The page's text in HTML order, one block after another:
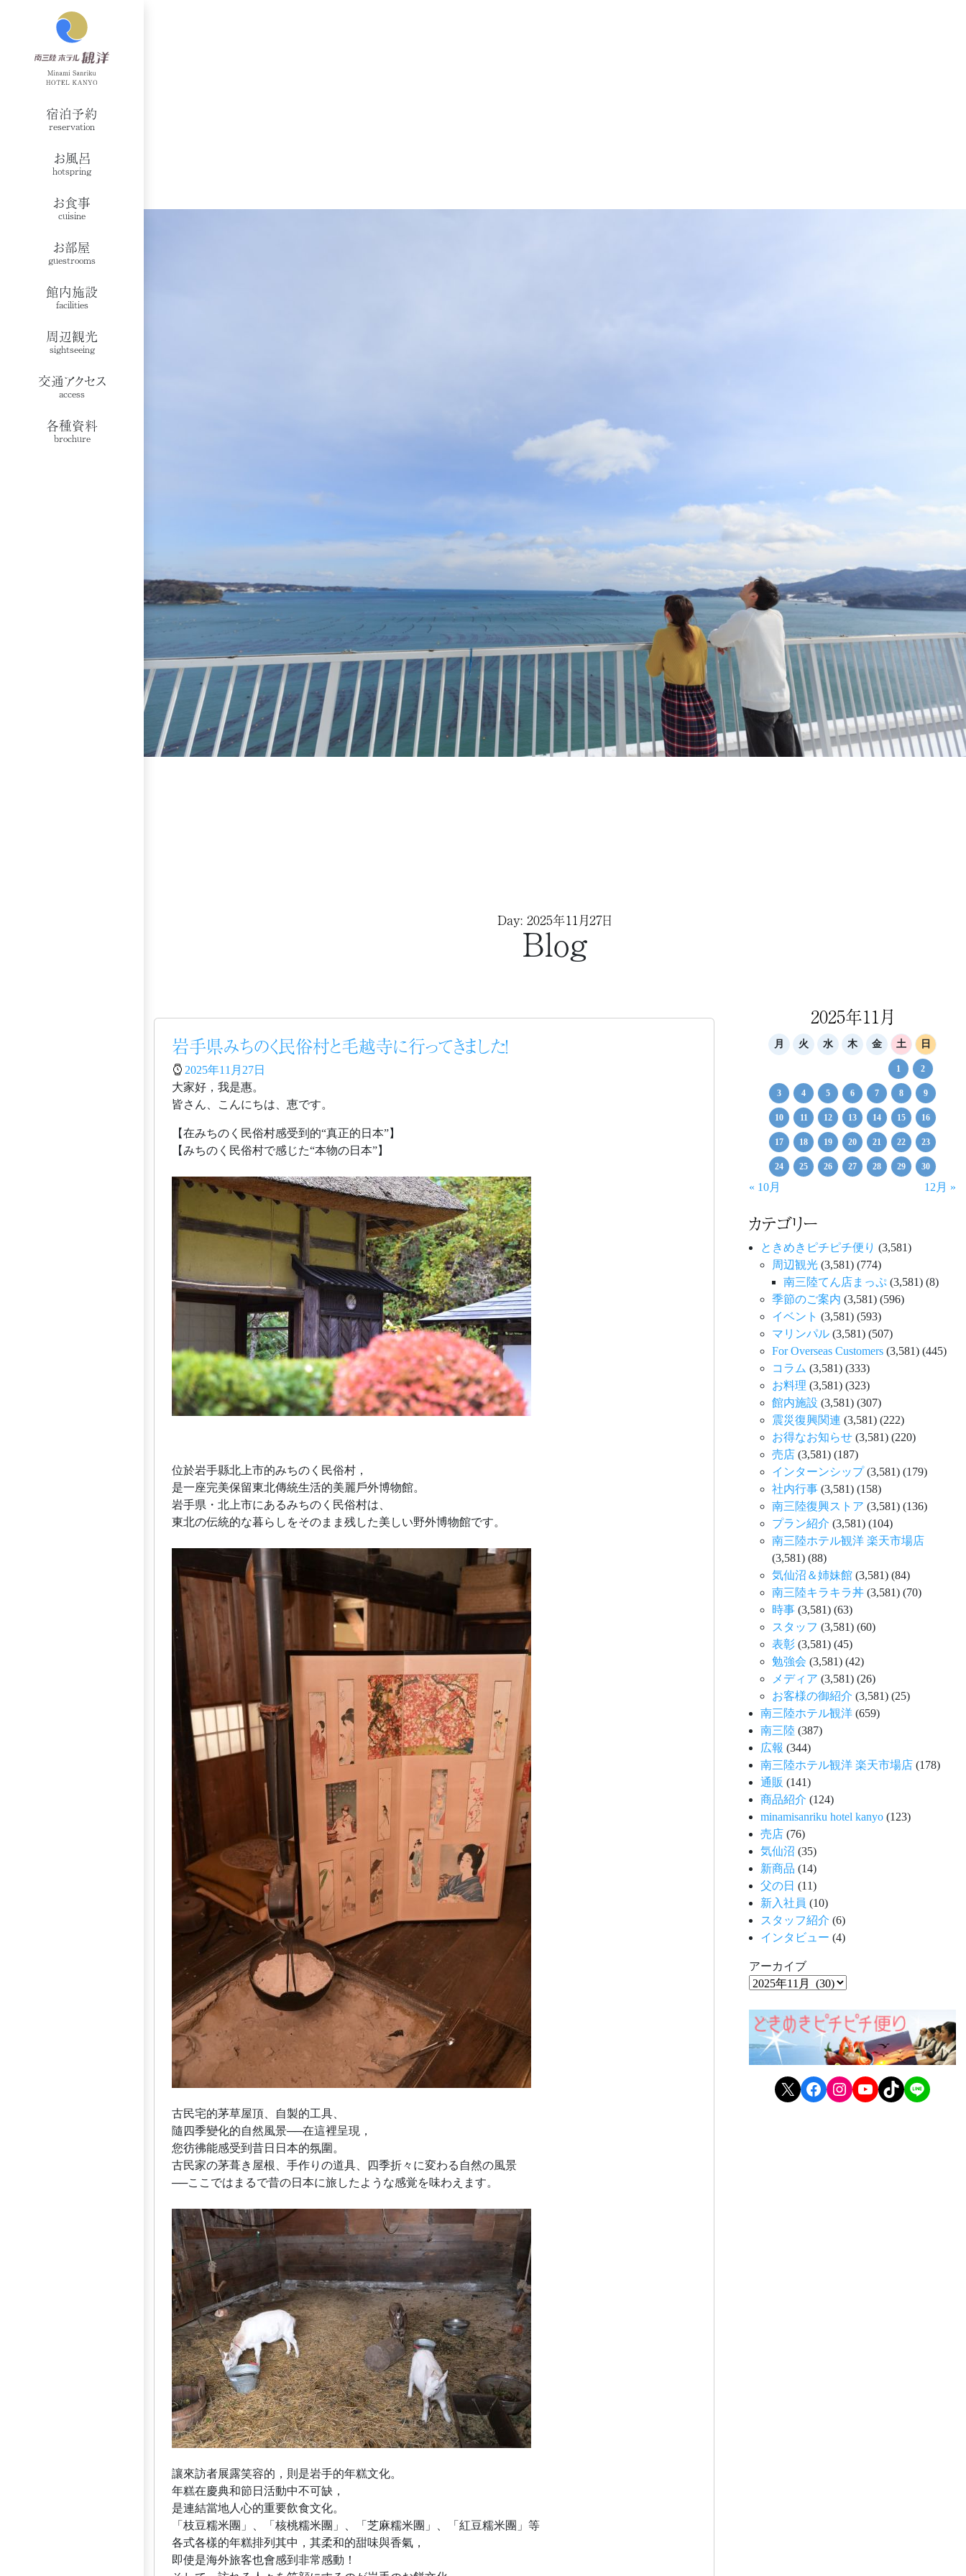
宿泊予約
reservation
お風呂
hotspring
お食事
cuisine
お部屋
guestrooms
館内施設
facilities
周辺観光
sightseeing
交通アクセス
access
各種資料
brochure
Day: 2025年11月27日
Blog
岩手県みちのく民俗村と毛越寺に行ってきました！
2025年11月27日
大家好，我是惠。
皆さん、こんにちは、恵です。
【在みちのく民俗村感受到的“真正的日本”】
【みちのく民俗村で感じた“本物の日本”】
位於岩手縣北上市的みちのく民俗村，
是一座完美保留東北傳統生活的美麗戶外博物館。
岩手県・北上市にあるみちのく民俗村は、
東北の伝統的な暮らしをそのまま残した美しい野外博物館です。
古民宅的茅草屋頂、自製的工具、
隨四季變化的自然風景──在這裡呈現，
您彷彿能感受到昔日日本的氛圍。
古民家の茅葺き屋根、手作りの道具、四季折々に変わる自然の風景
──ここではまるで昔の日本に旅したような感覚を味わえます。
讓來訪者展露笑容的，則是岩手的年糕文化。
年糕在慶典和節日活動中不可缺，
是連結當地人心的重要飲食文化。
「枝豆糯米團」、「核桃糯米團」、「芝麻糯米團」、「紅豆糯米團」等
各式各樣的年糕排列其中，其柔和的甜味與香氣，
即使是海外旅客也會感到非常感動！
2025年11月
月 火 水 木 金 土 日
1 2
3 4 5 6 7 8 9
10 11 12 13 14 15 16
17 18 19 20 21 22 23
24 25 26 27 28 29 30
« 10月 12月 »
カテゴリー
ときめきピチピチ便り (3,581)
周辺観光 (3,581) (774)
南三陸てん店まっぷ (3,581) (8)
季節のご案内 (3,581) (596)
イベント (3,581) (593)
マリンパル (3,581) (507)
For Overseas Customers (3,581) (445)
コラム (3,581) (333)
お料理 (3,581) (323)
館内施設 (3,581) (307)
震災復興関連 (3,581) (222)
お得なお知らせ (3,581) (220)
売店 (3,581) (187)
インターンシップ(3,581) (179)
社内行事 (3,581) (158)
南三陸復興ストア (3,581) (136)
プラン紹介 (3,581) (104)
南三陸ホテル観洋 楽天市場店
(3,581) (88)
気仙沼＆姉妹館 (3,581) (84)
南三陸キラキラ丼 (3,581) (70)
時事 (3,581) (63)
スタッフ (3,581) (60)
表彰 (3,581) (45)
勉強会 (3,581) (42)
メディア (3,581) (26)
お客様の御紹介 (3,581) (25)
南三陸ホテル観洋 (659)
南三陸 (387)
広報 (344)
南三陸ホテル観洋 楽天市場店 (178)
通販 (141)
商品紹介 (124)
minamisanriku hotel kanyo (123)
売店 (76)
気仙沼 (35)
新商品 (14)
父の日 (11)
新入社員 (10)
スタッフ紹介 (6)
インタビュー (4)
アーカイブ
X Facebook Instagram YouTube TikTok LINE